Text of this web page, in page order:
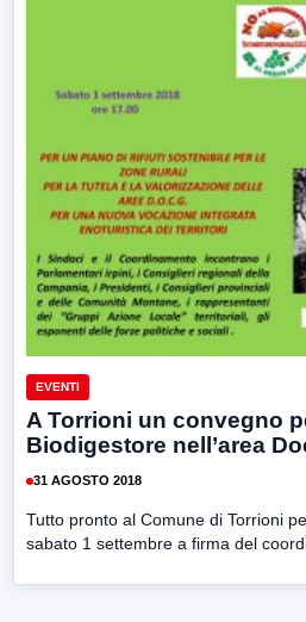
EVENTI
A Torrioni un convegno
Biodigestore nell’area
31 AGOSTO 2018
Tutto pronto al Comune di Torrioni
sabato 1 settembre a firma del